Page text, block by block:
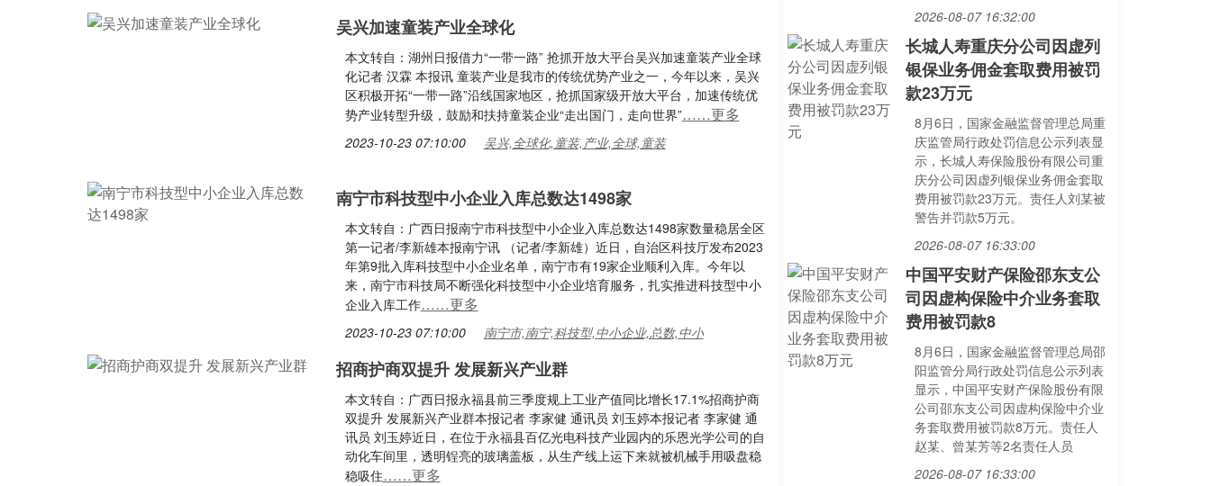
吴兴加速童装产业全球化
本文转自：湖州日报借力“一带一路” 抢抓开放大平台吴兴加速童装产业全球
化记者 汉霖 本报讯 童装产业是我市的传统优势产业之一，今年以来，吴兴
区积极开拓“一带一路”沿线国家地区，抢抓国家级开放大平台，加速传统优
势产业转型升级，鼓励和扶持童装企业“走出国门，走向世界”……更多
2023-10-23 07:10:00 吴兴,全球化,童装,产业,全球,童装
南宁市科技型中小企业入库总数达1498家
本文转自：广西日报南宁市科技型中小企业入库总数达1498家数量稳居全区
第一记者/李新雄本报南宁讯 （记者/李新雄）近日，自治区科技厅发布2023
年第9批入库科技型中小企业名单，南宁市有19家企业顺利入库。今年以
来，南宁市科技局不断强化科技型中小企业培育服务，扎实推进科技型中小
企业入库工作……更多
2023-10-23 07:10:00 南宁市,南宁,科技型,中小企业,总数,中小
招商护商双提升 发展新兴产业群
本文转自：广西日报永福县前三季度规上工业产值同比增长17.1%招商护商
双提升 发展新兴产业群本报记者 李家健 通讯员 刘玉婷本报记者 李家健 通
讯员 刘玉婷近日，在位于永福县百亿光电科技产业园内的乐恩光学公司的自
动化车间里，透明锃亮的玻璃盖板，从生产线上运下来就被机械手用吸盘稳
稳吸住……更多
2026-08-07 16:32:00
长城人寿重庆分公司因虚列
银保业务佣金套取费用被罚
款23万元
8月6日，国家金融监督管理总局重
庆监管局行政处罚信息公示列表显
示，长城人寿保险股份有限公司重
庆分公司因虚列银保业务佣金套取
费用被罚款23万元。责任人刘某被
警告并罚款5万元。
2026-08-07 16:33:00
中国平安财产保险邵东支公
司因虚构保险中介业务套取
费用被罚款8
8月6日，国家金融监督管理总局邵
阳监管分局行政处罚信息公示列表
显示，中国平安财产保险股份有限
公司邵东支公司因虚构保险中介业
务套取费用被罚款8万元。责任人
赵某、曾某芳等2名责任人员
2026-08-07 16:33:00